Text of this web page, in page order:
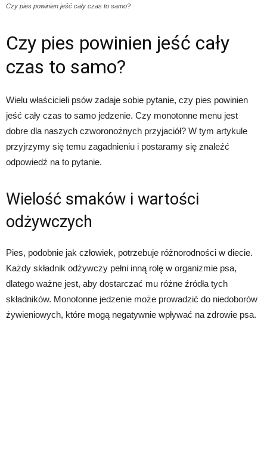
Czy pies powinien jeść cały czas to samo?
Czy pies powinien jeść cały
czas to samo?
Wielu właścicieli psów zadaje sobie pytanie, czy pies powinien
jeść cały czas to samo jedzenie. Czy monotonne menu jest
dobre dla naszych czworonożnych przyjaciół? W tym artykule
przyjrzymy się temu zagadnieniu i postaramy się znaleźć
odpowiedź na to pytanie.
Wielość smaków i wartości
odżywczych
Pies, podobnie jak człowiek, potrzebuje różnorodności w diecie.
Każdy składnik odżywczy pełni inną rolę w organizmie psa,
dlatego ważne jest, aby dostarczać mu różne źródła tych
składników. Monotonne jedzenie może prowadzić do niedoborów
żywieniowych, które mogą negatywnie wpływać na zdrowie psa.